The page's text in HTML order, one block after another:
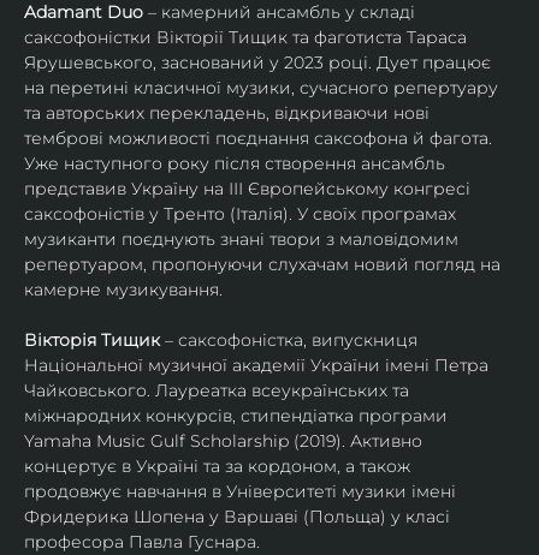
Adamant Duo – камерний ансамбль у складі
саксофоністки Вікторії Тищик та фаготиста Тараса
Ярушевського, заснований у 2023 році. Дует працює
на перетині класичної музики, сучасного репертуару
та авторських перекладень, відкриваючи нові
темброві можливості поєднання саксофона й фагота.
Уже наступного року після створення ансамбль
представив Україну на ІІІ Європейському конгресі
саксофоністів у Тренто (Італія). У своїх програмах
музиканти поєднують знані твори з маловідомим
репертуаром, пропонуючи слухачам новий погляд на
камерне музикування.
Вікторія Тищик – саксофоністка, випускниця
Національної музичної академії України імені Петра
Чайковського. Лауреатка всеукраїнських та
міжнародних конкурсів, стипендіатка програми
Yamaha Music Gulf Scholarship (2019). Активно
концертує в Україні та за кордоном, а також
продовжує навчання в Університеті музики імені
Фридерика Шопена у Варшаві (Польща) у класі
професора Павла Гуснара.